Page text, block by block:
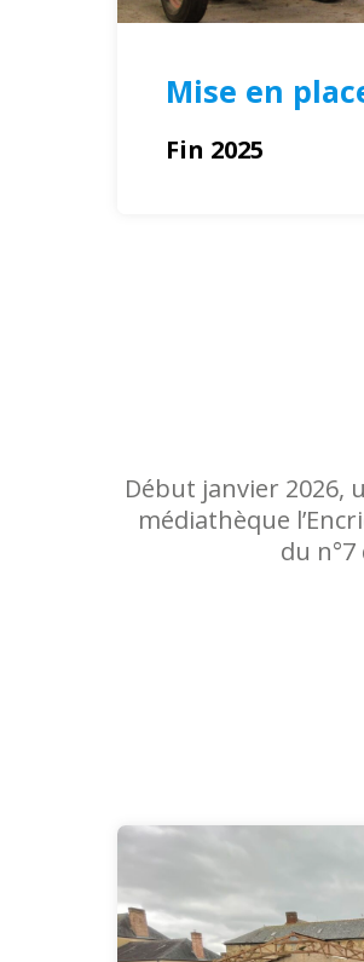
Mise en
Fin 2025
Début janvier 2026,
médiathèque
du n°7